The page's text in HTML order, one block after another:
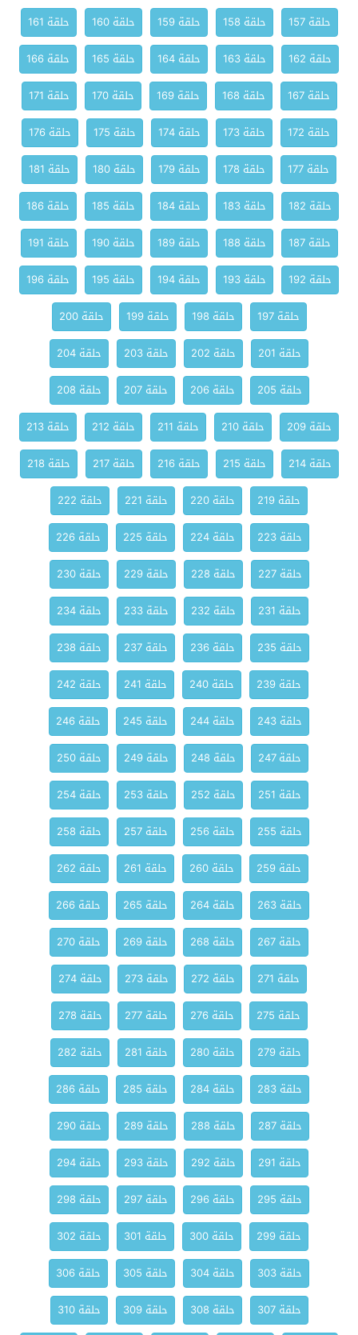
حلقة 157 حلقة 158 حلقة 159 حلقة 160
حلقة 161
حلقة 162
حلقة 163 حلقة 164 حلقة 165
حلقة 166
حلقة 167
حلقة 168 حلقة 169 حلقة 170
حلقة 171
حلقة 172
حلقة 173 حلقة 174 حلقة 175
حلقة 176
حلقة 177
حلقة 178 حلقة 179 حلقة 180
حلقة 181
حلقة 182
حلقة 183 حلقة 184 حلقة 185
حلقة 186
حلقة 187
حلقة 188 حلقة 189 حلقة 190
حلقة 191
حلقة 192
حلقة 193 حلقة 194 حلقة 195
حلقة 196
حلقة 197
حلقة 198 حلقة 199
حلقة 200
حلقة 201
حلقة 202 حلقة 203
حلقة 204
حلقة 205
حلقة 206 حلقة 207
حلقة 208
حلقة 209
حلقة 210 حلقة 211 حلقة 212
حلقة 213
حلقة 214
حلقة 215 حلقة 216 حلقة 217
حلقة 218
حلقة 219
حلقة 220 حلقة 221
حلقة 222
حلقة 223
حلقة 224 حلقة 225
حلقة 226
حلقة 227
حلقة 228 حلقة 229
حلقة 230
حلقة 231
حلقة 232 حلقة 233
حلقة 234
حلقة 235
حلقة 236 حلقة 237
حلقة 238
حلقة 239
حلقة 240 حلقة 241
حلقة 242
حلقة 243
حلقة 244 حلقة 245
حلقة 246
حلقة 247
حلقة 248 حلقة 249
حلقة 250
حلقة 251
حلقة 252 حلقة 253
حلقة 254
حلقة 255
حلقة 256 حلقة 257
حلقة 258
حلقة 259
حلقة 260 حلقة 261
حلقة 262
حلقة 263
حلقة 264 حلقة 265
حلقة 266
حلقة 267
حلقة 268 حلقة 269
حلقة 270
حلقة 271
حلقة 272 حلقة 273
حلقة 274
حلقة 275
حلقة 276 حلقة 277
حلقة 278
حلقة 279
حلقة 280 حلقة 281
حلقة 282
حلقة 283
حلقة 284 حلقة 285
حلقة 286
حلقة 287
حلقة 288 حلقة 289
حلقة 290
حلقة 291
حلقة 292 حلقة 293
حلقة 294
حلقة 295
حلقة 296 حلقة 297
حلقة 298
حلقة 299
حلقة 300 حلقة 301
حلقة 302
حلقة 303
حلقة 304 حلقة 305
حلقة 306
حلقة 307
حلقة 308 حلقة 309
حلقة 310